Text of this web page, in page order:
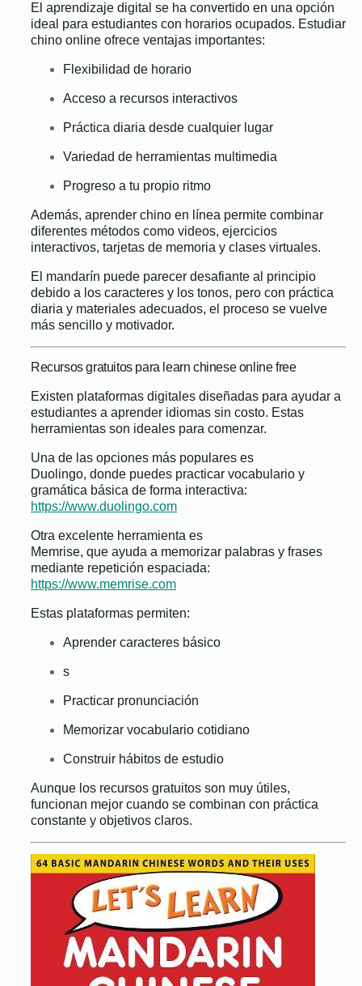
El aprendizaje digital se ha convertido en una opción
ideal para estudiantes con horarios ocupados. Estudiar
chino online ofrece ventajas importantes:
Flexibilidad de horario
Acceso a recursos interactivos
Práctica diaria desde cualquier lugar
Variedad de herramientas multimedia
Progreso a tu propio ritmo
Además, aprender chino en línea permite combinar
diferentes métodos como videos, ejercicios
interactivos, tarjetas de memoria y clases virtuales.
El mandarín puede parecer desafiante al principio
debido a los caracteres y los tonos, pero con práctica
diaria y materiales adecuados, el proceso se vuelve
más sencillo y motivador.
Recursos gratuitos para learn chinese online free
Existen plataformas digitales diseñadas para ayudar a
estudiantes a aprender idiomas sin costo. Estas
herramientas son ideales para comenzar.
Una de las opciones más populares es
Duolingo, donde puedes practicar vocabulario y
gramática básica de forma interactiva:
https://www.duolingo.com
Otra excelente herramienta es
Memrise, que ayuda a memorizar palabras y frases
mediante repetición espaciada:
https://www.memrise.com
Estas plataformas permiten:
Aprender caracteres básico
s
Practicar pronunciación
Memorizar vocabulario cotidiano
Construir hábitos de estudio
Aunque los recursos gratuitos son muy útiles,
funcionan mejor cuando se combinan con práctica
constante y objetivos claros.